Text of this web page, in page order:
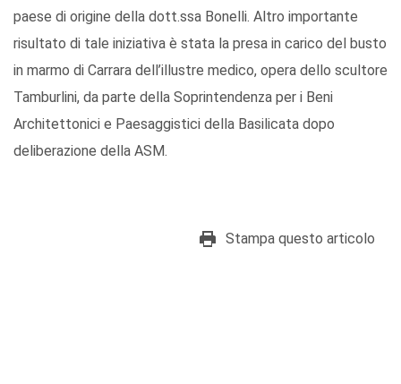
paese di origine della dott.ssa Bonelli. Altro importante
risultato di tale iniziativa è stata la presa in carico del busto
in marmo di Carrara dell’illustre medico, opera dello scultore
Tamburlini, da parte della Soprintendenza per i Beni
Architettonici e Paesaggistici della Basilicata dopo
deliberazione della ASM.
Stampa questo articolo